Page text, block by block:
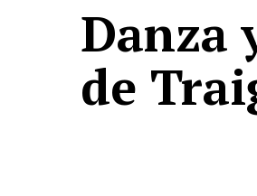
Danza
de